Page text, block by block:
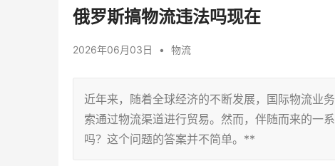
俄罗斯搞物流违法吗现在
2026年06月03日 • 物流
近年来，随着全球经济的不断发展，国际物流业
索通过物流渠道进行贸易。然而，伴随而来的一
吗？这个问题的答案并不简单。**